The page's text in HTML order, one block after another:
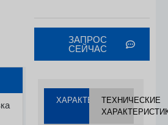
ЗАПРОС
СЕЙЧАС
ХАРАКТЕРИСТИКИТЕХНИЧЕСКИЕ